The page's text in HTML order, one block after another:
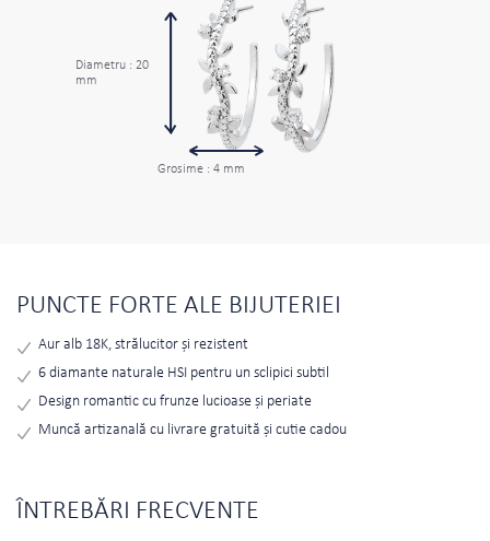
Diametru : 20
mm
Grosime : 4 mm
PUNCTE FORTE ALE BIJUTERIEI
Aur alb 18K, strălucitor și rezistent
6 diamante naturale HSI pentru un sclipici subtil
Design romantic cu frunze lucioase și periate
Muncă artizanală cu livrare gratuită și cutie cadou
ÎNTREBĂRI FRECVENTE